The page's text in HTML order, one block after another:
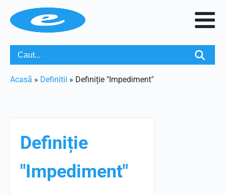
Acasã » Definitii » Definiție "Impediment"
Definiție
"Impediment"